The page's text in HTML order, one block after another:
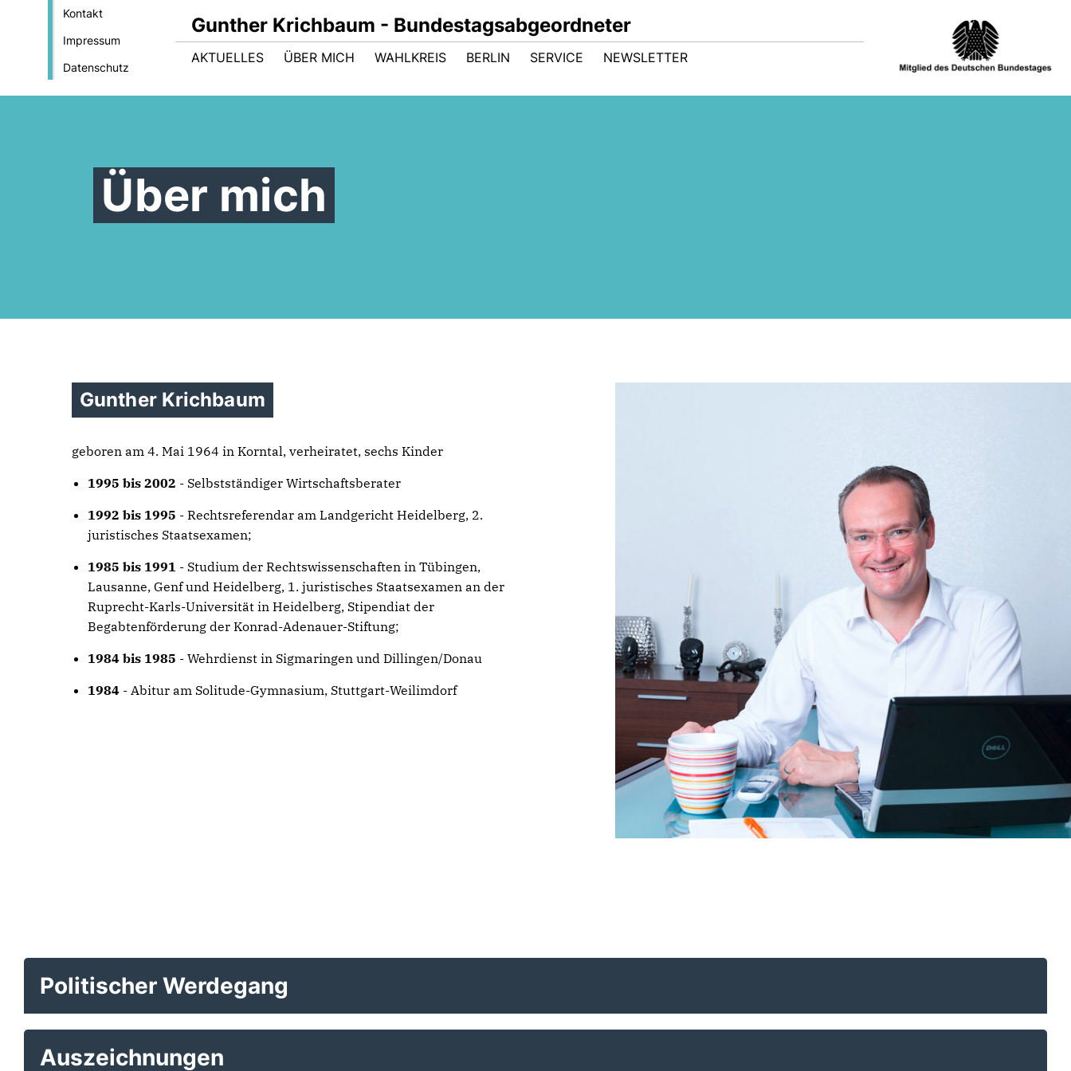
Kontakt
Impressum
Datenschutz
Gunther Krichbaum - Bundestagsabgeordneter
AKTUELLES ÜBER MICH WAHLKREIS BERLIN SERVICE NEWSLETTER
Über mich
Gunther Krichbaum
geboren am 4. Mai 1964 in Korntal, verheiratet, sechs Kinder
1995 bis 2002 - Selbstständiger Wirtschaftsberater
1992 bis 1995 - Rechtsreferendar am Landgericht Heidelberg, 2.
juristisches Staatsexamen;
1985 bis 1991 - Studium der Rechtswissenschaften in Tübingen,
Lausanne, Genf und Heidelberg, 1. juristisches Staatsexamen an der
Ruprecht-Karls-Universität in Heidelberg, Stipendiat der
Begabtenförderung der Konrad-Adenauer-Stiftung;
1984 bis 1985 - Wehrdienst in Sigmaringen und Dillingen/Donau
1984 - Abitur am Solitude-Gymnasium, Stuttgart-Weilimdorf
Politischer Werdegang
Auszeichnungen